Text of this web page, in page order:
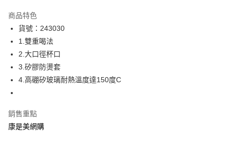
超商取貨付款
LINE Pay
Apple Pay
街口支付
商品特色
貨號：243030
1.雙重喝法
2.大口徑杯口
3.矽膠防燙套
4.高硼矽玻璃耐熱溫度達150度C
銷售重點
康是美網購